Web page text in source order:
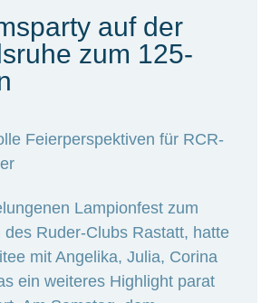
auf der
zum 125-
Feierperspektiven für RCR-
Lampionfest zum
des Ruder-Clubs Rastatt, hatte
mit Angelika, Julia, Corina
ein weiteres Highlight parat